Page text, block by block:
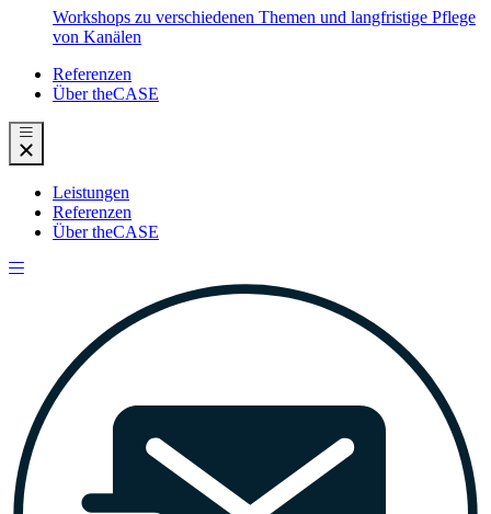
Workshops zu verschiedenen Themen und langfristige Pflege
von Kanälen
Referenzen
Über theCASE
Leistungen
Referenzen
Über theCASE